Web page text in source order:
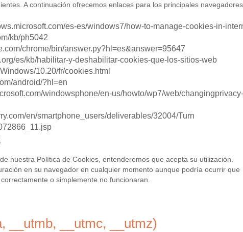
A continuación ofrecemos enlaces para los principales
es-es/windows7/how-to-manage-cookies-in-
kb/ph5042
chrome/bin/answer.py?hl=es&answer=95647
es/kb/habilitar-y-deshabilitar-cookies-que-los-sitios-web
10.20/fr/cookies.html
android/?hl=en
windowsphone/en-us/howto/wp7/web/
en/smartphone_users/deliverables/32004/Turn
nuestra Política de Cookies, entenderemos que acepta su utilización.
en su navegador en cualquier momento aunque podría ocurrir que
o simplemente no funcionaran.
__utmb, __utmc, __utmz)